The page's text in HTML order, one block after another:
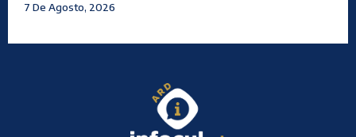
7 De Agosto, 2026